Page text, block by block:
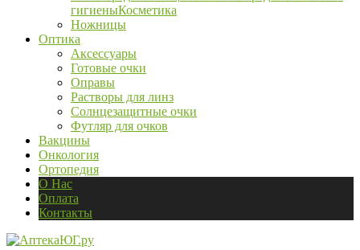
гигиеныКосметика
Ножницы
Оптика
Аксессуары
Готовые очки
Оправы
Растворы для линз
Солнцезащитные очки
Футляр для очков
Вакцины
Онкология
Ортопедия
О Нас
Оплата
Контакты